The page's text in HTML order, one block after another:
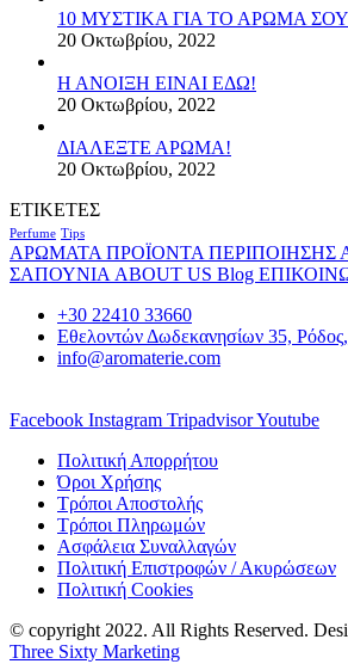
10 ΜΥΣΤΙΚΑ ΓΙΑ ΤΟ ΑΡΩΜΑ
20 Οκτωβρίου, 2022
Η ΑΝΟΙΞΗ ΕΙΝΑΙ ΕΔΩ!
20 Οκτωβρίου, 2022
ΔΙΑΛΕΞΤΕ ΑΡΩΜΑ!
20 Οκτωβρίου, 2022
ΕΤΙΚΕΤΕΣ
Perfume Tips
ΑΡΩΜΑΤΑ ΠΡΟΪΟΝΤΑ ΠΕΡΙΠΟΙΗΣΗΣ
ΣΑΠΟΥΝΙΑ ABOUT US Blog
+30 22410 33660
Εθελοντών Δωδεκανησίων 35,
info@aromaterie.com
Facebook Instagram TripadvisorYoutube
Πολιτική Απορρήτου
Όροι Χρήσης
Τρόποι Αποστολής
Τρόποι Πληρωμών
Ασφάλεια Συναλλαγών
Πολιτική Επιστροφών / Ακυρώσεων
Πολιτική Cookies
© copyright 2022. All Rights Reserved.
Three Sixty Marketing